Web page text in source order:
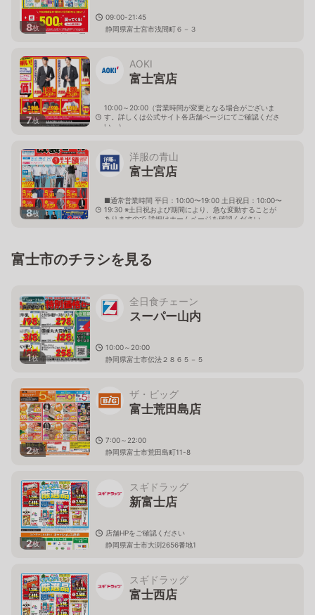
8枚
09:00-21:45
静岡県富士宮市浅間町６－３
7枚
AOKI
富士宮店
10:00～20:00（営業時間が変更となる場合がございま
す。詳しくは公式サイト各店舗ページにてご確認くださ
い。）
8枚
洋服の青山
富士宮店
■通常営業時間 平日：10:00〜19:00 土日祝日：10:00〜
19:30 ※土日祝および期間により、急な変動することが
ありますので 詳細はホームページを確認ください
富士市のチラシを見る
1枚
全日食チェーン
スーパー山内
10:00～20:00
静岡県富士市伝法２８６５－５
2枚
ザ・ビッグ
富士荒田島店
7:00～22:00
静岡県富士市荒田島町11-8
2枚
スギドラッグ
新富士店
店舗HPをご確認ください
静岡県富士市大渕2656番地1
スギドラッグ
富士西店